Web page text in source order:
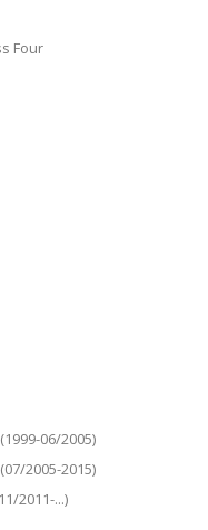
Four
06/2005)
2005-2015)
2011-...)